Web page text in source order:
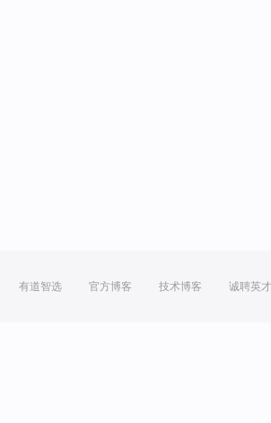
有道智选 官方博客 技术博客 诚聘英才